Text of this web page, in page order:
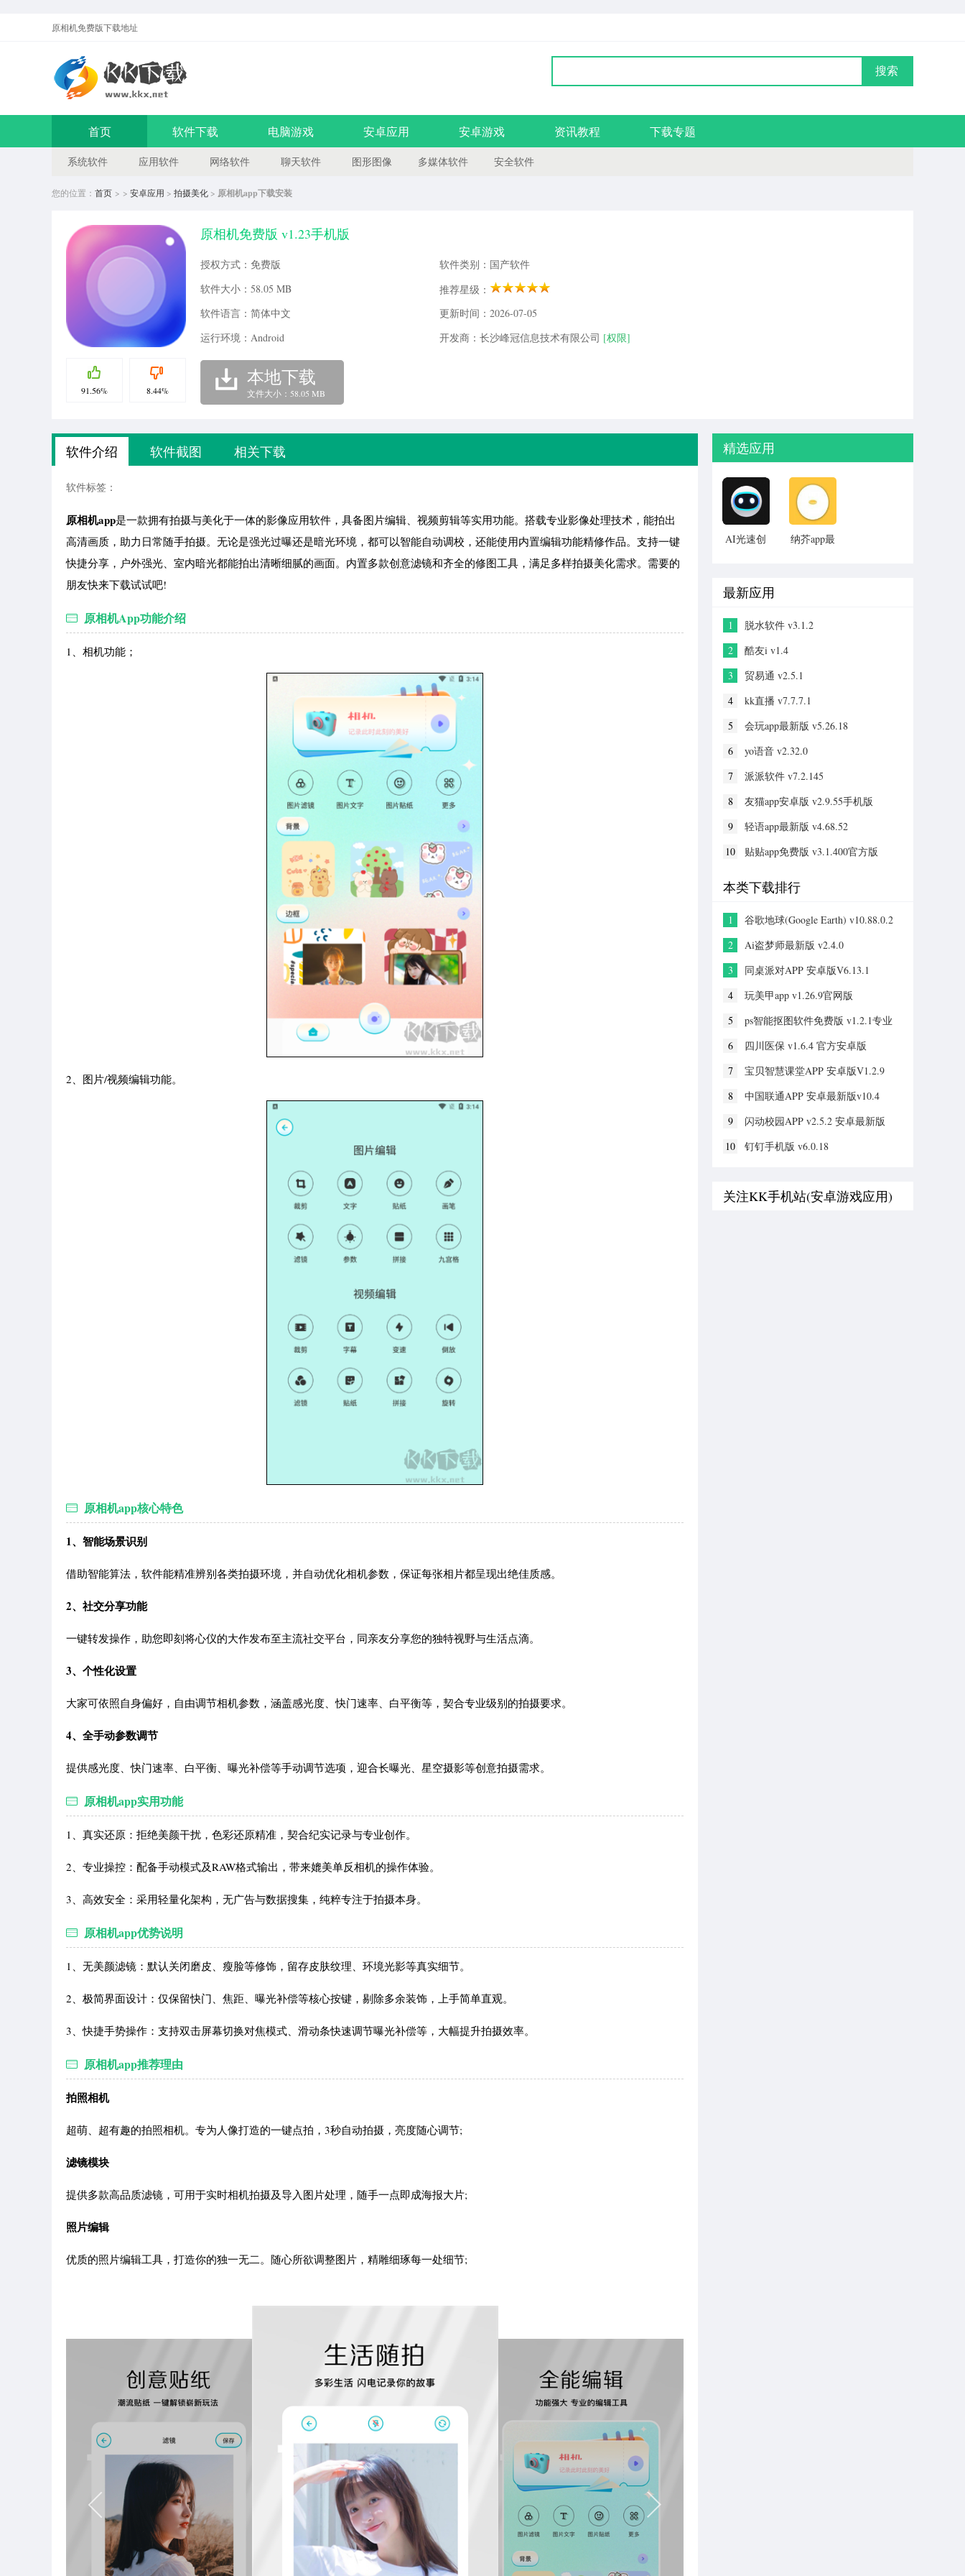
原相机免费版下载地址
搜索
首页 软件下载 电脑游戏 安卓应用 安卓游戏 资讯教程 下载专题
系统软件 应用软件 网络软件 聊天软件 图形图像 多媒体软件 安全软件
您的位置： 首页 > > 安卓应用 > 拍摄美化 > 原相机app下载安装
91.56% 8.44%
原相机免费版 v1.23手机版
授权方式：免费版
软件类别：国产软件
软件大小：58.05 MB
推荐星级：
软件语言：简体中文
更新时间：2026-07-05
运行环境：Android
开发商：长沙峰冠信息技术有限公司 [权限]
本地下载
文件大小：58.05 MB
软件介绍 软件截图 相关下载
软件标签：
原相机app是一款拥有拍摄与美化于一体的影像应用软件，具备图片编辑、视频剪辑等实用功能。搭载专业影像处理技术，能拍出
高清画质，助力日常随手拍摄。无论是强光过曝还是暗光环境，都可以智能自动调校，还能使用内置编辑功能精修作品。支持一键
快捷分享，户外强光、室内暗光都能拍出清晰细腻的画面。内置多款创意滤镜和齐全的修图工具，满足多样拍摄美化需求。需要的
朋友快来下载试试吧!
原相机App功能介绍
1、相机功能；
2、图片/视频编辑功能。
原相机app核心特色
1、智能场景识别
借助智能算法，软件能精准辨别各类拍摄环境，并自动优化相机参数，保证每张相片都呈现出绝佳质感。
2、社交分享功能
一键转发操作，助您即刻将心仪的大作发布至主流社交平台，同亲友分享您的独特视野与生活点滴。
3、个性化设置
大家可依照自身偏好，自由调节相机参数，涵盖感光度、快门速率、白平衡等，契合专业级别的拍摄要求。
4、全手动参数调节
提供感光度、快门速率、白平衡、曝光补偿等手动调节选项，迎合长曝光、星空摄影等创意拍摄需求。
原相机app实用功能
1、真实还原：拒绝美颜干扰，色彩还原精准，契合纪实记录与专业创作。
2、专业操控：配备手动模式及RAW格式输出，带来媲美单反相机的操作体验。
3、高效安全：采用轻量化架构，无广告与数据搜集，纯粹专注于拍摄本身。
原相机app优势说明
1、无美颜滤镜：默认关闭磨皮、瘦脸等修饰，留存皮肤纹理、环境光影等真实细节。
2、极简界面设计：仅保留快门、焦距、曝光补偿等核心按键，剔除多余装饰，上手简单直观。
3、快捷手势操作：支持双击屏幕切换对焦模式、滑动条快速调节曝光补偿等，大幅提升拍摄效率。
原相机app推荐理由
拍照相机
超萌、超有趣的拍照相机。专为人像打造的一键点拍，3秒自动拍摄，亮度随心调节;
滤镜模块
提供多款高品质滤镜，可用于实时相机拍摄及导入图片处理，随手一点即成海报大片;
照片编辑
优质的照片编辑工具，打造你的独一无二。随心所欲调整图片，精雕细琢每一处细节;
精选应用
AI光速创
纳芥app最
最新应用
1
脱水软件 v3.1.2
2
酷友i v1.4
3
贸易通 v2.5.1
4
kk直播 v7.7.7.1
5
会玩app最新版 v5.26.18
6
yo语音 v2.32.0
7
派派软件 v7.2.145
8
友猫app安卓版 v2.9.55手机版
9
轻语app最新版 v4.68.52
10
贴贴app免费版 v3.1.400官方版
本类下载排行
1
谷歌地球(Google Earth) v10.88.0.2
2
Ai盗梦师最新版 v2.4.0
3
同桌派对APP 安卓版V6.13.1
4
玩美甲app v1.26.9官网版
5
ps智能抠图软件免费版 v1.2.1专业
6
四川医保 v1.6.4 官方安卓版
7
宝贝智慧课堂APP 安卓版V1.2.9
8
中国联通APP 安卓最新版v10.4
9
闪动校园APP v2.5.2 安卓最新版
10
钉钉手机版 v6.0.18
关注KK手机站(安卓游戏应用)